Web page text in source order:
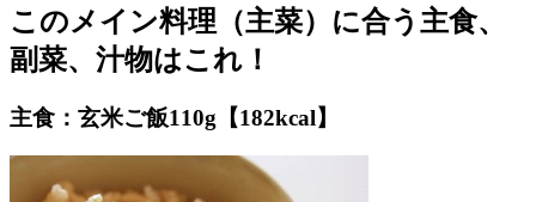
このメイン料理（主菜）に合う主食、
副菜、汁物はこれ！
主食：玄米ご飯110g【182kcal】